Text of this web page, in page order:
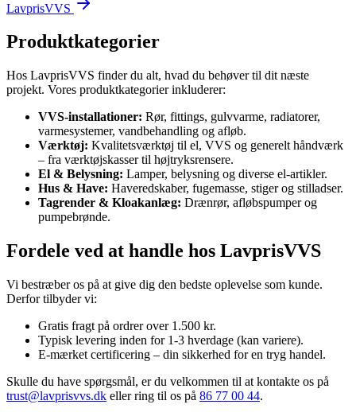
LavprisVVS
Produktkategorier
Hos LavprisVVS finder du alt, hvad du behøver til dit næste
projekt. Vores produktkategorier inkluderer:
VVS-installationer: Rør, fittings, gulvvarme, radiatorer,
varmesystemer, vandbehandling og afløb.
Værktøj: Kvalitetsværktøj til el, VVS og generelt håndværk
– fra værktøjskasser til højtryksrensere.
El & Belysning: Lamper, belysning og diverse el-artikler.
Hus & Have: Haveredskaber, fugemasse, stiger og stilladser.
Tagrender & Kloakanlæg: Drænrør, afløbspumper og
pumpebrønde.
Fordele ved at handle hos LavprisVVS
Vi bestræber os på at give dig den bedste oplevelse som kunde.
Derfor tilbyder vi:
Gratis fragt på ordrer over 1.500 kr.
Typisk levering inden for 1-3 hverdage (kan variere).
E-mærket certificering – din sikkerhed for en tryg handel.
Skulle du have spørgsmål, er du velkommen til at kontakte os på
trust@lavprisvvs.dk eller ring til os på 86 77 00 44.